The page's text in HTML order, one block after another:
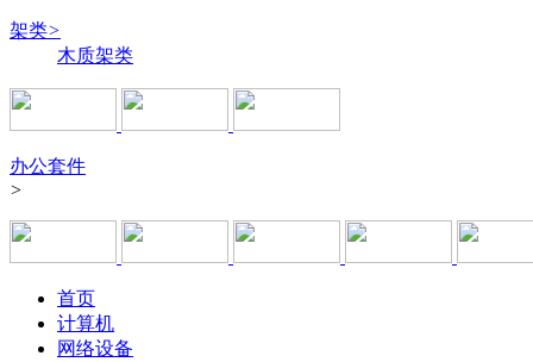
架类>
木质架类
办公套件
>
首页
计算机
网络设备